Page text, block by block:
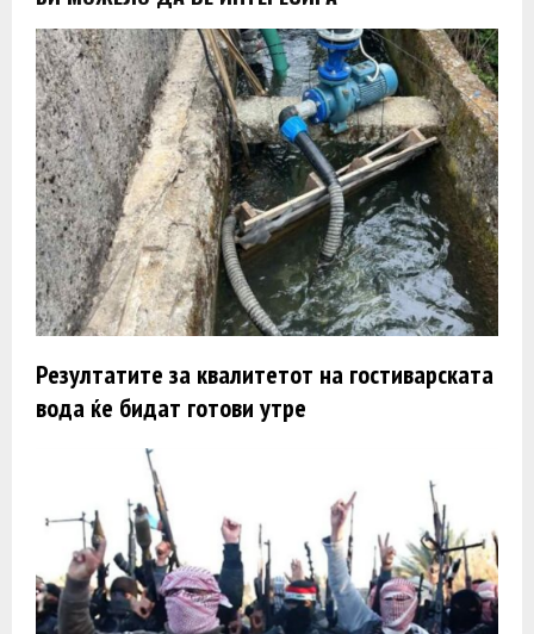
Резултатите за квалитетот на гостиварската
вода ќе бидат готови утре